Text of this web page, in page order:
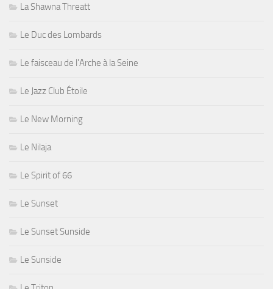
La Shawna Threatt
Le Duc des Lombards
Le faisceau de l'Arche à la Seine
Le Jazz Club Étoile
Le New Morning
Le Nilaja
Le Spirit of 66
Le Sunset
Le Sunset Sunside
Le Sunside